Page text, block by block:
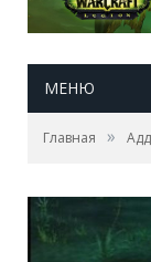
МЕНЮ
Главная »